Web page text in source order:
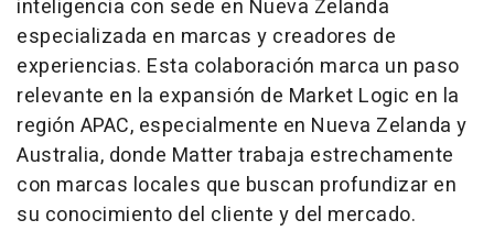
inteligencia con sede en Nueva Zelanda
especializada en marcas y creadores de
experiencias. Esta colaboración marca un paso
relevante en la expansión de Market Logic en la
región APAC, especialmente en Nueva Zelanda y
Australia, donde Matter trabaja estrechamente
con marcas locales que buscan profundizar en
su conocimiento del cliente y del mercado.